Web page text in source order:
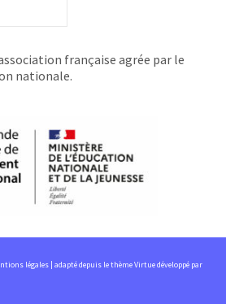
française agrée par le
nationale.
légales | adapté depuis le thème Virtue développé par